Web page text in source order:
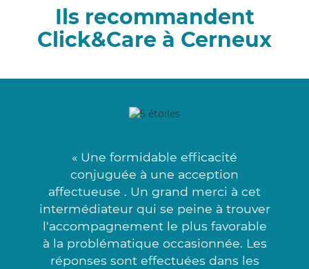
Ils recommandent
Click&Care à Cerneux
« Une formidable efficacité
conjuguée à une acception
affectueuse . Un grand merci à cet
intermédiateur qui se peine à trouver
l'accompagnement le plus favorable
à la problématique occasionnée. Les
réponses sont effectuées dans les